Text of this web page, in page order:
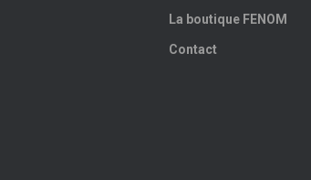
La boutique FENOM
Contact